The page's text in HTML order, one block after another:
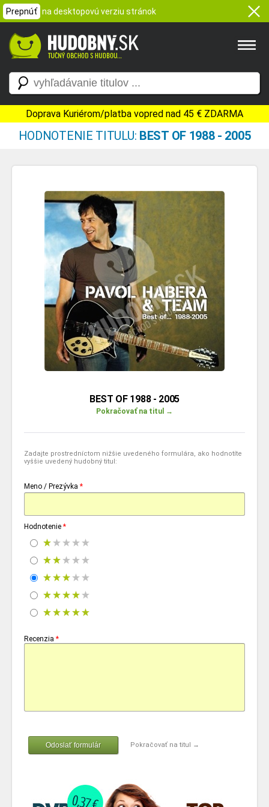
Prepnúť na desktopovú verziu stránok
Doprava Kuriérom/platba vopred nad 45 € ZDARMA
HODNOTENIE TITULU: BEST OF 1988 - 2005
BEST OF 1988 - 2005
Pokračovať na titul →
Zadajte prostredníctom nižšie uvedeného formulára, ako hodnotíte
vyššie uvedený hudobný titul:
Meno / Prezývka *
Hodnotenie *
Recenzia *
Odoslať formulár Pokračovať na titul →